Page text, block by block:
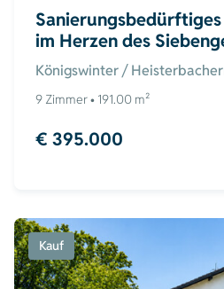
im Herzen des
Königswinter /
9 Zimmer • 191.00 m²
€ 395.000
Kauf